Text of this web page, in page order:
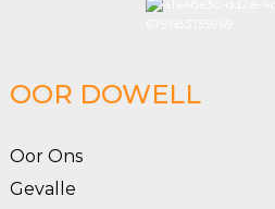
OOR DOWELL
Oor Ons
Gevalle